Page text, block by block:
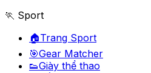
🏃 Sport
🏠Trang Sport
🎯Gear Matcher
👟Giày thể thao